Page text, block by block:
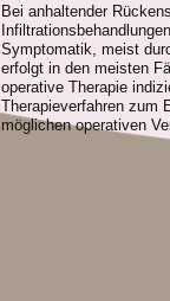
Bei anhaltender
Symptomatik, meist
erfolgt in den meisten
operative Therapie
Therapieverfahren zum
möglichen operativen